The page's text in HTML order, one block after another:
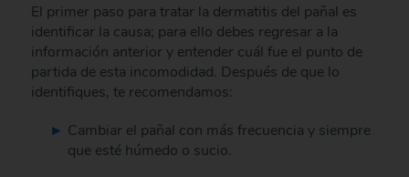
El primer paso para tratar la dermatitis del pañal es
identificar la causa; para ello debes regresar a la
información anterior y entender cuál fue el punto de
partida de esta incomodidad. Después de que lo
identifiques, te recomendamos:
Cambiar el pañal con más frecuencia y siempre
que esté húmedo o sucio.